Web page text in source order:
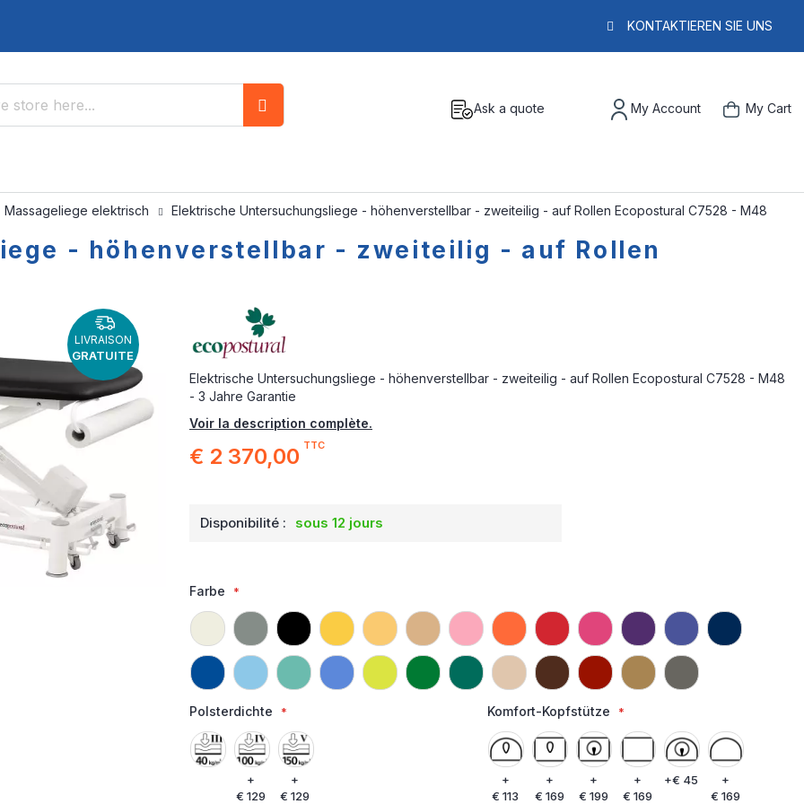
KONTAKTIEREN SIE UNS
Ask a quote My Account My Cart
Massageliege elektrisch Elektrische Untersuchungsliege - höhenverstellbar - zweiteilig - auf Rollen Ecopostural C7528 - M48
- höhenverstellbar - zweiteilig - auf Rollen
Elektrische Untersuchungsliege - höhenverstellbar - zweiteilig - auf Rollen Ecopostural C7528 - M48
- 3 Jahre Garantie
Voir la description complète.
€ 2 370,00 TTC
Disponibilité : sous 12 jours
Farbe
Polsterdichte
+
€ 129
+
€ 129
Komfort-Kopfstütze
+
€ 113
+
€ 169
+
€ 199
+
€ 169
+€ 45
+
€ 169
LIVRAISON
GRATUITE